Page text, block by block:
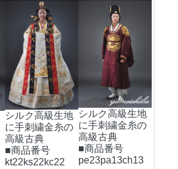
シルク高級生地
に手刺繍金糸の
高級古典
■商品番号
kt22ks22kc22
シルク高級生地
に手刺繍金糸の
高級古典
■商品番号
pe23pa13ch13